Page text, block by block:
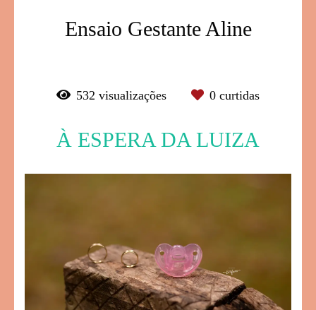
Ensaio Gestante Aline
532 visualizações 0 curtidas
À ESPERA DA LUIZA